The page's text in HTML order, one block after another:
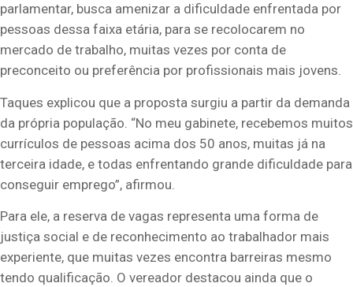
parlamentar, busca amenizar a dificuldade enfrentada por
pessoas dessa faixa etária, para se recolocarem no
mercado de trabalho, muitas vezes por conta de
preconceito ou preferência por profissionais mais jovens.
Taques explicou que a proposta surgiu a partir da demanda
da própria população. “No meu gabinete, recebemos muitos
currículos de pessoas acima dos 50 anos, muitas já na
terceira idade, e todas enfrentando grande dificuldade para
conseguir emprego”, afirmou.
Para ele, a reserva de vagas representa uma forma de
justiça social e de reconhecimento ao trabalhador mais
experiente, que muitas vezes encontra barreiras mesmo
tendo qualificação. O vereador destacou ainda que o